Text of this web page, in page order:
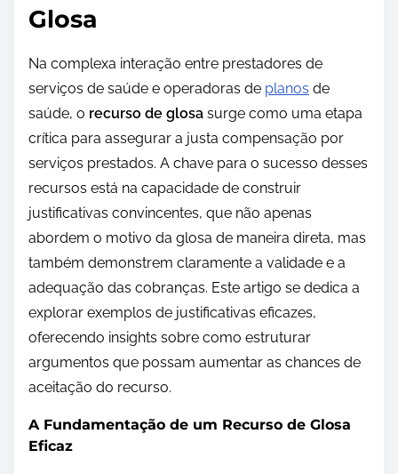
Glosa
Na complexa interação entre prestadores de
serviços de saúde e operadoras de planos de
saúde, o recurso de glosa surge como uma etapa
crítica para assegurar a justa compensação por
serviços prestados. A chave para o sucesso desses
recursos está na capacidade de construir
justificativas convincentes, que não apenas
abordem o motivo da glosa de maneira direta, mas
também demonstrem claramente a validade e a
adequação das cobranças. Este artigo se dedica a
explorar exemplos de justificativas eficazes,
oferecendo insights sobre como estruturar
argumentos que possam aumentar as chances de
aceitação do recurso.
A Fundamentação de um Recurso de Glosa
Eficaz